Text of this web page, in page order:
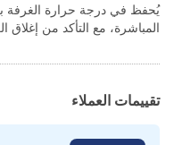
يُحفظ في درجة حرارة الغرفة
المباشرة، مع التأكد من إغلاق
تقييمات العملاء